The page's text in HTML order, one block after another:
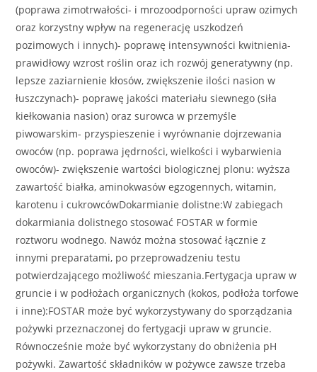
(poprawa zimotrwałości- i mrozoodporności upraw ozimych
oraz korzystny wpływ na regenerację uszkodzeń
pozimowych i innych)- poprawę intensywności kwitnienia-
prawidłowy wzrost roślin oraz ich rozwój generatywny (np.
lepsze zaziarnienie kłosów, zwiększenie ilości nasion w
łuszczynach)- poprawę jakości materiału siewnego (siła
kiełkowania nasion) oraz surowca w przemyśle
piwowarskim- przyspieszenie i wyrównanie dojrzewania
owoców (np. poprawa jędrności, wielkości i wybarwienia
owoców)- zwiększenie wartości biologicznej plonu: wyższa
zawartość białka, aminokwasów egzogennych, witamin,
karotenu i cukrowcówDokarmianie dolistne:W zabiegach
dokarmiania dolistnego stosować FOSTAR w formie
roztworu wodnego. Nawóz można stosować łącznie z
innymi preparatami, po przeprowadzeniu testu
potwierdzającego możliwość mieszania.Fertygacja upraw w
gruncie i w podłożach organicznych (kokos, podłoża torfowe
i inne):FOSTAR może być wykorzystywany do sporządzania
pożywki przeznaczonej do fertygacji upraw w gruncie.
Równocześnie może być wykorzystany do obniżenia pH
pożywki. Zawartość składników w pożywce zawsze trzeba